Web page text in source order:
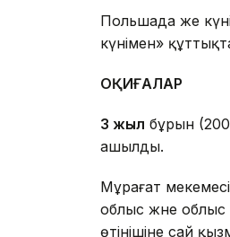
Польшада әже
күнімен»
ОҚИҒАЛАР
3 жыл бұрын
ашылды.
Мұрағат
облыс және
өтінішіне сай